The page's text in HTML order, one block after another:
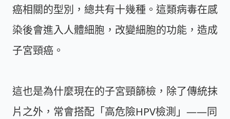
癌相關的型別，總共有十幾種。這類病毒在感
染後會進入人體細胞，改變細胞的功能，造成
子宮頸癌。
這也是為什麼現在的子宮頸篩檢，除了傳統抹
片之外，常會搭配「高危險HPV檢測」——同